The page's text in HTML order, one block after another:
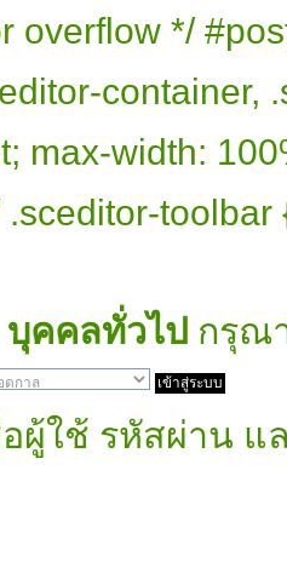
overflow */
container,
max-width:
บุคคลทั่วไป กรุณ
ผู้ใช้ รหัสผ่าน แ